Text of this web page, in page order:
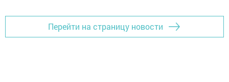
Перейти на страницу новости